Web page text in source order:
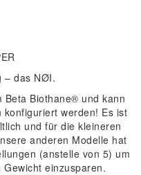
– das NØI.
Beta Biothane® und kann
werden! Es ist
und für die kleineren
anderen Modelle hat
(anstelle von 5) um
einzusparen.